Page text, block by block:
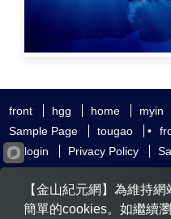
front hgg home myin
Sample Page
tougao •
mylogin
Privacy Policy
友好鏈接 追查國際 新唐
大紀元時報
希望之聲 全
【金山紀元網】為維持
簡單的cookies。如繼續